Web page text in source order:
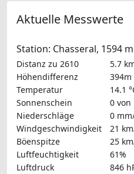
Aktuelle Messwerte
Station: Chasseral, 1594
Distanz zu 2610
5.7
Höhendifferenz
394m
Temperatur
14.1
Sonnenschein
0 von
Niederschläge
0
Windgeschwindigkeit
21
Böenspitze
25
Luftfeuchtigkeit
61%
Luftdruck
846